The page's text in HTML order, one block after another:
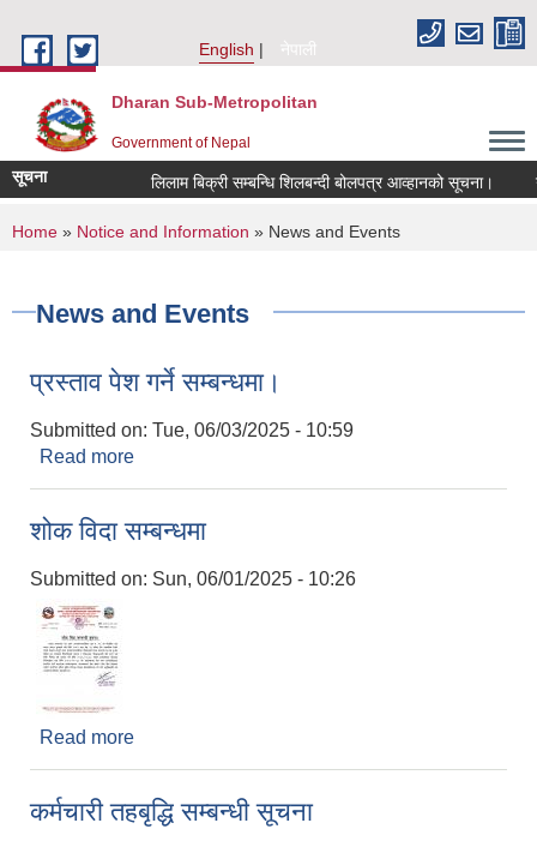
English
नेपाली
Dharan Sub-Metropolitan
Government of Nepal
सूचना लिलाम बिक्री सम्बन्धि शिलबन्दी बोलपत्र आव्हानको सूचना।
You are here
Home » Notice and Information » News and Events
News and Events
प्रस्ताव पेश गर्ने सम्बन्धमा।
Submitted on: Tue, 06/03/2025 - 10:59
Read more
शोक विदा सम्बन्धमा
Submitted on: Sun, 06/01/2025 - 10:26
Read more
कर्मचारी तहबृद्धि सम्बन्धी सूचना